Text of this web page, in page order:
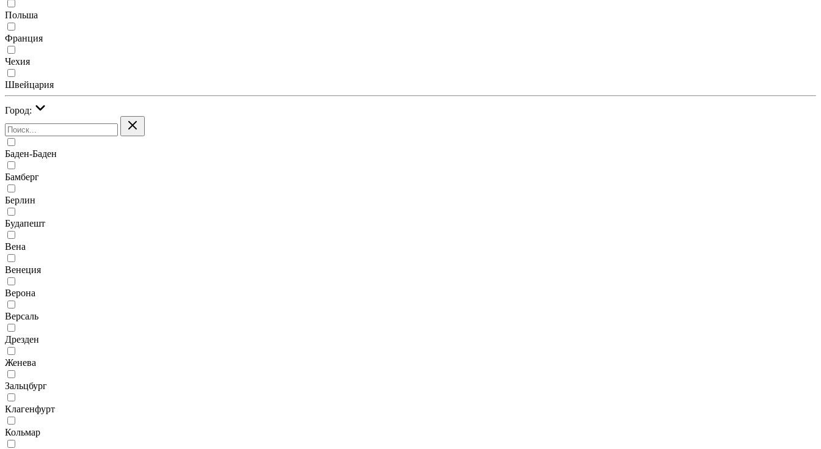
Польша
Франция
Чехия
Швейцария
Город:
Баден-Баден
Бамберг
Берлин
Будапешт
Вена
Венеция
Верона
Версаль
Дрезден
Женева
Зальцбург
Клагенфурт
Кольмар